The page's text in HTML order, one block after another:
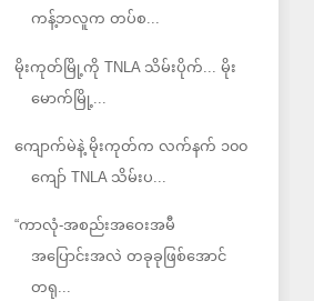
ကန့်ဘလူက တပ်စ...
မိုးကုတ်မြို့ကို TNLA သိမ်းပိုက်... မိုး
မောက်မြို့...
ကျောက်မဲနဲ့ မိုးကုတ်က လက်နက် ၁၀၀
ကျော် TNLA သိမ်းပ...
“ကာလုံ-အစည်းအဝေးအမီ
အပြောင်းအလဲ တခုခုဖြစ်အောင်
တရု...